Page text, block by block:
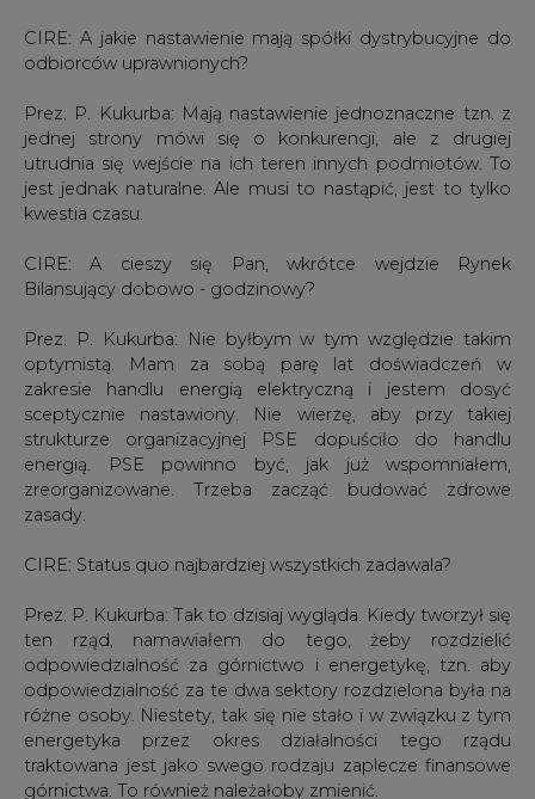
CIRE: A jakie nastawienie mają spółki dystrybucyjne do
odbiorców uprawnionych?
Prez. P. Kukurba: Mają nastawienie jednoznaczne tzn. z
jednej strony mówi się o konkurencji, ale z drugiej
utrudnia się wejście na ich teren innych podmiotów. To
jest jednak naturalne. Ale musi to nastąpić, jest to tylko
kwestia czasu.
CIRE: A cieszy się Pan, wkrótce wejdzie Rynek
Bilansujący dobowo - godzinowy?
Prez. P. Kukurba: Nie byłbym w tym względzie takim
optymistą. Mam za sobą parę lat doświadczeń w
zakresie handlu energią elektryczną i jestem dosyć
sceptycznie nastawiony. Nie wierzę, aby przy takiej
strukturze organizacyjnej PSE dopuściło do handlu
energią. PSE powinno być, jak już wspomniałem,
zreorganizowane. Trzeba zacząć budować zdrowe
zasady.
CIRE: Status quo najbardziej wszystkich zadawala?
Prez. P. Kukurba: Tak to dzisiaj wygląda. Kiedy tworzył się
ten rząd, namawiałem do tego, żeby rozdzielić
odpowiedzialność za górnictwo i energetykę, tzn. aby
odpowiedzialność za te dwa sektory rozdzielona była na
różne osoby. Niestety, tak się nie stało i w związku z tym
energetyka przez okres działalności tego rządu
traktowana jest jako swego rodzaju zaplecze finansowe
górnictwa. To również należałoby zmienić.